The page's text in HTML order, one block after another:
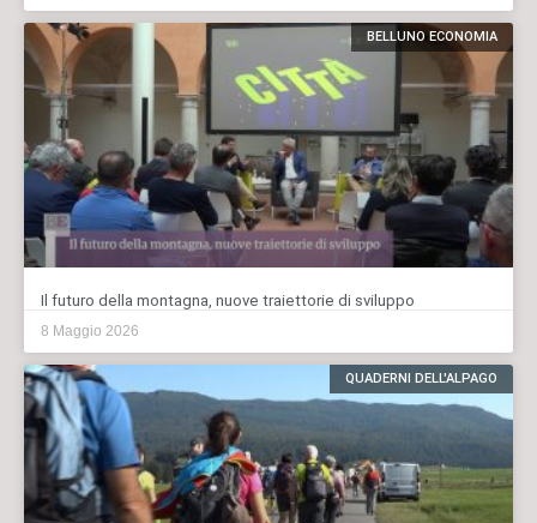
BELLUNO ECONOMIA
Il futuro della montagna, nuove traiettorie di sviluppo
8 Maggio 2026
QUADERNI DELL'ALPAGO